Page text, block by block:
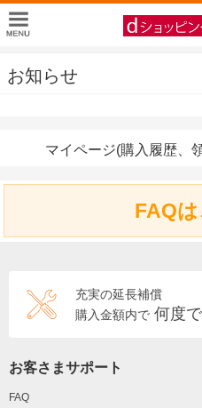
お知らせ
マイページ(購入履歴、
FAQ
充実の延長補償
購入金額内で 何度
お客さまサポート
FAQ